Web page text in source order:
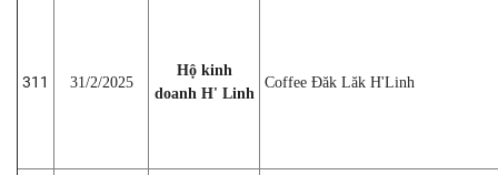
311 31/2/2025
Hộ kinh
doanh H' Linh
Coffee Đăk Lăk H'Linh